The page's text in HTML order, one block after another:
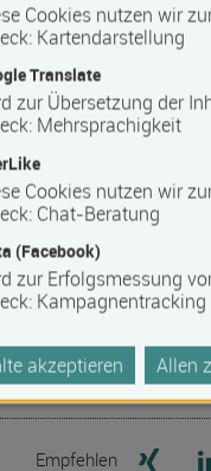
versteht
Elementarbereich
dass unsere
Teilnehmer/innen bei
Fortbildungen
vom IfW zu
Einrichtungen,
zu lassen. Eine
Empfehlen Seite
Cookies nutzen wir
: Kartendarstellung
Translate
zur Übersetzung der
: Mehrsprachigkeit
Cookies nutzen wir
: Chat-Beratung
(Facebook)
zur Erfolgsmessung
: Kampagnentracking
akzeptieren Allen